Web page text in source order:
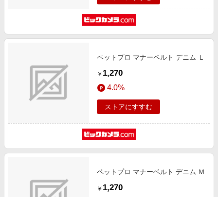
ペットプロ マナーベルト デニム Ｌ
￥ 1,270
4.0%
ストアにすすむ
ペットプロ マナーベルト デニム Ｍ
￥ 1,270